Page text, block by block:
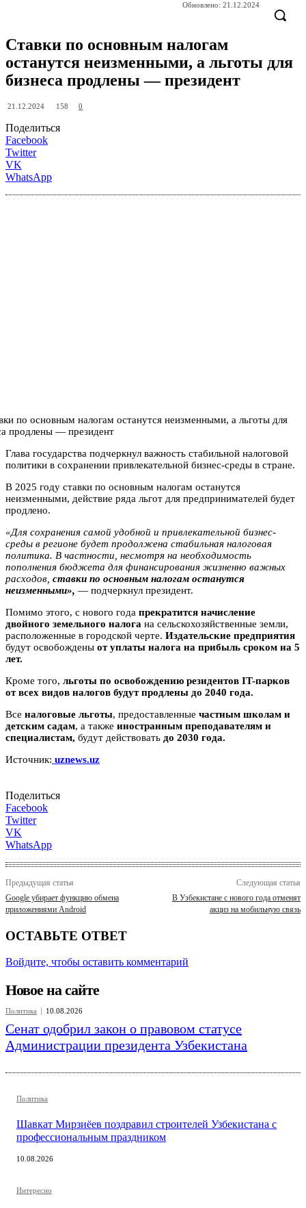
Обновлено: 21.12.2024
Ставки по основным налогам
останутся неизменными, а льготы для
бизнеса продлены — президент
21.12.2024 158 0
Поделиться
Facebook
Twitter
VK
WhatsApp
Глава государства подчеркнул важность стабильной налоговой
политики в сохранении привлекательной бизнес-среды в стране.
В 2025 году ставки по основным налогам останутся
неизменными, действие ряда льгот для предпринимателей будет
продлено.
«Для сохранения самой удобной и привлекательной бизнес-
среды в регионе будет продолжена стабильная налоговая
политика. В частности, несмотря на необходимость
пополнения бюджета для финансирования жизненно важных
расходов, ставки по основным налогам останутся
неизменными», — подчеркнул президент.
Помимо этого, с нового года прекратится начисление
двойного земельного налога на сельскохозяйственные земли,
расположенные в городской черте. Издательские предприятия
будут освобождены от уплаты налога на прибыль сроком на 5
лет.
Кроме того, льготы по освобождению резидентов IT-парков
от всех видов налогов будут продлены до 2040 года.
Все налоговые льготы, предоставленные частным школам и
детским садам, а также иностранным преподавателям и
специалистам, будут действовать до 2030 года.
Источник: uznews.uz
Поделиться
Facebook
Twitter
VK
WhatsApp
Предыдущая статья
Google убирает функцию обмена
приложениями Android
Следующая статья
В Узбекистане с нового года отменят
акциз на мобильную связь
ОСТАВЬТЕ ОТВЕТ
Войдите, чтобы оставить комментарий
Новое на сайте
Политика 10.08.2026
Сенат одобрил закон о правовом статусе
Администрации президента Узбекистана
Политика
Шавкат Мирзиёев поздравил строителей Узбекистана с
профессиональным праздником
10.08.2026
Интересно